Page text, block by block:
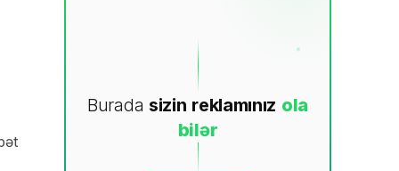
Burada sizin reklamınız ola
bilər